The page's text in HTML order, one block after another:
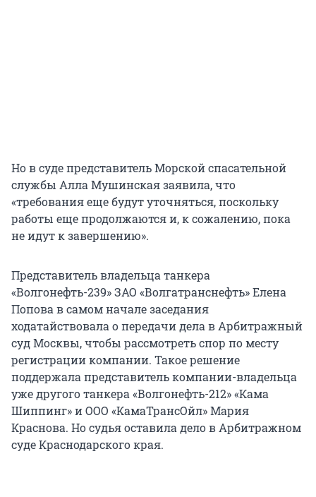
Но в суде представитель Морской спасательной
службы Алла Мушинская заявила, что
«требования еще будут уточняться, поскольку
работы еще продолжаются и, к сожалению, пока
не идут к завершению».
Представитель владельца танкера
«Волгонефть-239» ЗАО «Волгатранснефть» Елена
Попова в самом начале заседания
ходатайствовала о передачи дела в Арбитражный
суд Москвы, чтобы рассмотреть спор по месту
регистрации компании. Такое решение
поддержала представитель компании-владельца
уже другого танкера «Волгонефть-212» «Кама
Шиппинг» и ООО «КамаТрансОйл» Мария
Краснова. Но судья оставила дело в Арбитражном
суде Краснодарского края.